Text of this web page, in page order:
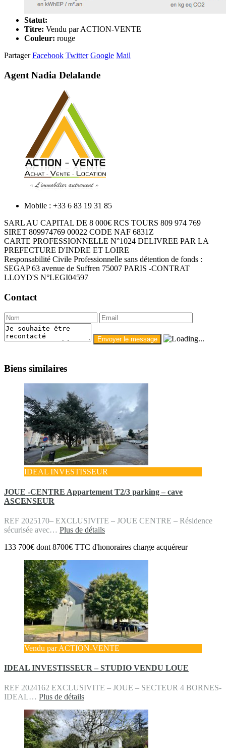
Statut:
Titre: Vendu par ACTION-VENTE
Couleur: rouge
Partager Facebook Twitter Google Mail
Agent Nadia Delalande
Mobile : +33 6 83 19 31 85
SARL AU CAPITAL DE 8 000€ RCS TOURS 809 974 769
SIRET 809974769 00022 CODE NAF 6831Z
CARTE PROFESSIONNELLE N°1024 DELIVREE PAR LA
PREFECTURE D'INDRE ET LOIRE
Responsabilité Civile Professionnelle sans détention de fonds :
SEGAP 63 avenue de Suffren 75007 PARIS -CONTRAT
LLOYD'S N°LEGI04597
Contact
Biens similaires
IDEAL INVESTISSEUR
JOUE -CENTRE Appartement T2/3 parking – cave
ASCENSEUR
REF 2025170– EXCLUSIVITE – JOUE CENTRE – Résidence
sécurisée avec… Plus de détails
133 700€ dont 8700€ TTC d'honoraires charge acquéreur
Vendu par ACTION-VENTE
IDEAL INVESTISSEUR – STUDIO VENDU LOUE
REF 2024162 EXCLUSIVITE – JOUE – SECTEUR 4 BORNES-
IDEAL… Plus de détails